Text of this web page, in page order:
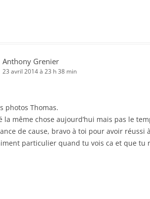
Anthony Grenier
23 avril 2014 à 23 h 38 min
photos Thomas.
la même chose aujourd’hui mais pas le
de cause, bravo à toi pour avoir réussi
particulier quand tu vois ca et que tu